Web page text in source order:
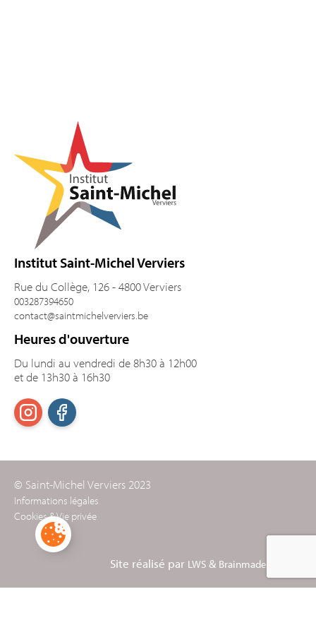
Institut Saint-Michel Verviers
Rue du Collège, 126 - 4800 Verviers
003287394650
contact@saintmichelverviers.be
Heures d'ouverture
Du lundi au vendredi de 8h30 à 12h00
et de 13h30 à 16h30
© Saint-Michel Verviers 2023
Informations légales
Cookies & Vie privée
Site réalisé par LWS & Brainmade Agency